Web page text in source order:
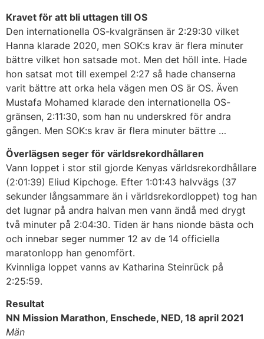
Kravet för att bli uttagen till OS
Den internationella OS-kvalgränsen är 2:29:30 vilket
Hanna klarade 2020, men SOK:s krav är flera minuter
bättre vilket hon satsade mot. Men det höll inte. Hade
hon satsat mot till exempel 2:27 så hade chanserna
varit bättre att orka hela vägen men OS är OS. Även
Mustafa Mohamed klarade den internationella OS-
gränsen, 2:11:30, som han nu underskred för andra
gången. Men SOK:s krav är flera minuter bättre …
Överlägsen seger för världsrekordhållaren
Vann loppet i stor stil gjorde Kenyas världsrekordhållare
(2:01:39) Eliud Kipchoge. Efter 1:01:43 halvvägs (37
sekunder långsammare än i världsrekordloppet) tog han
det lugnar på andra halvan men vann ändå med drygt
två minuter på 2:04:30. Tiden är hans nionde bästa och
och innebar seger nummer 12 av de 14 officiella
maratonlopp han genomfört.
Kvinnliga loppet vanns av Katharina Steinrück på
2:25:59.
Resultat
NN Mission Marathon, Enschede, NED, 18 april 2021
Män